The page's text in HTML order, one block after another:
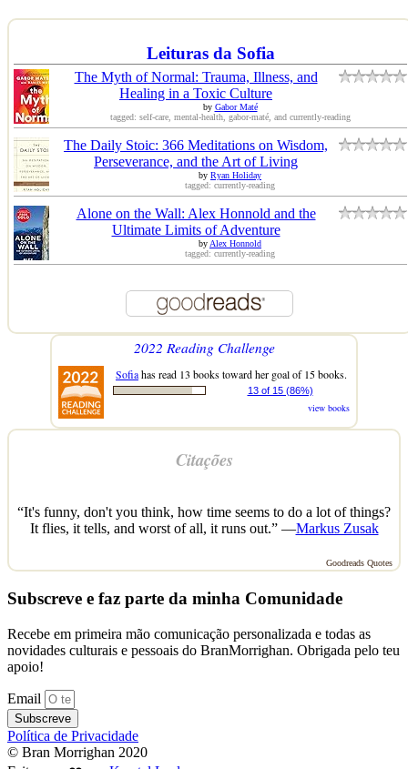
Leituras da Sofia
The Myth of Normal: Trauma, Illness, and
Healing in a Toxic Culture
by Gabor Maté
tagged: self-care, mental-health, gabor-maté, and currently-reading
The Daily Stoic: 366 Meditations on Wisdom,
Perseverance, and the Art of Living
by Ryan Holiday
tagged: currently-reading
Alone on the Wall: Alex Honnold and the
Ultimate Limits of Adventure
by Alex Honnold
tagged: currently-reading
2022 Reading Challenge
Sofiahas read 13 books toward her goal of 15 books.
13 of 15 (86%)
view books
Citações
“It's funny, don't you think, how time seems to do a lot of things?
It flies, it tells, and worst of all, it runs out.” —Markus Zusak
Goodreads Quotes
Subscreve e faz parte da minha Comunidade
Recebe em primeira mão comunicação personalizada e todas as
novidades culturais e pessoais do BranMorrighan. Obrigada pelo teu
apoio!
Email
Subscreve
Política de Privacidade
© Bran Morrighan 2020